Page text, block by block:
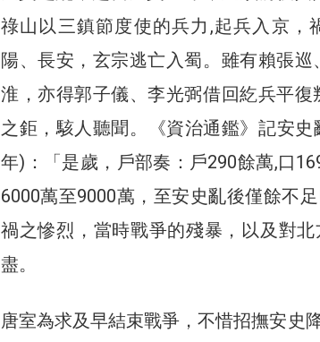
祿山以三鎮節度使的兵力,起兵入京，
陽、長安，玄宗逃亡入蜀。雖有賴張
淮，亦得郭子儀、李光弼借回紇兵平
之鉅，駭人聽聞。《資治通鑑》記安
年)：「是歲，戶部奏：戶290餘萬,口
6000萬至9000萬，至安史亂後僅餘不
禍之慘烈，當時戰爭的殘暴，以及對
盡。
唐室為求及早結束戰爭，不惜招撫安史